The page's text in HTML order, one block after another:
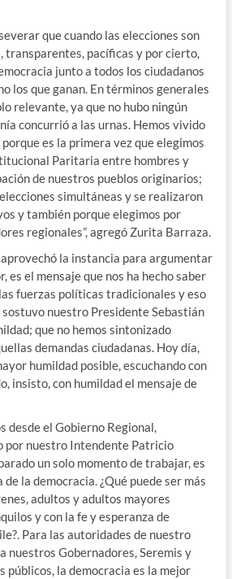
que cuando las elecciones son
transparentes, pacíficas y por cierto,
junto a todos los ciudadanos
los que ganan. En términos generales
relevante, ya que no hubo ningún
concurrió a las urnas. Hemos vivido
es la primera vez que elegimos
Paritaria entre hombres y
de nuestros pueblos originarios;
simultáneas y se realizaron
y también porque elegimos por
regionales”, agregó Zurita Barraza.
la instancia para argumentar
es el mensaje que nos ha hecho saber
fuerzas políticas tradicionales y eso
nuestro Presidente Sebastián
que no hemos sintonizado
demandas ciudadanas. Hoy día,
humildad posible, escuchando con
insisto, con humildad el mensaje de
desde el Gobierno Regional,
por nuestro Intendente Patricio
un solo momento de trabajar, es
la democracia. ¿Qué puede ser más
adultos y adultos mayores
y con la fe y esperanza de
Para las autoridades de nuestro
nuestros Gobernadores, Seremis y
públicos, la democracia es la mejor